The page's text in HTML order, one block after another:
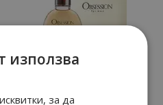
използва
за да